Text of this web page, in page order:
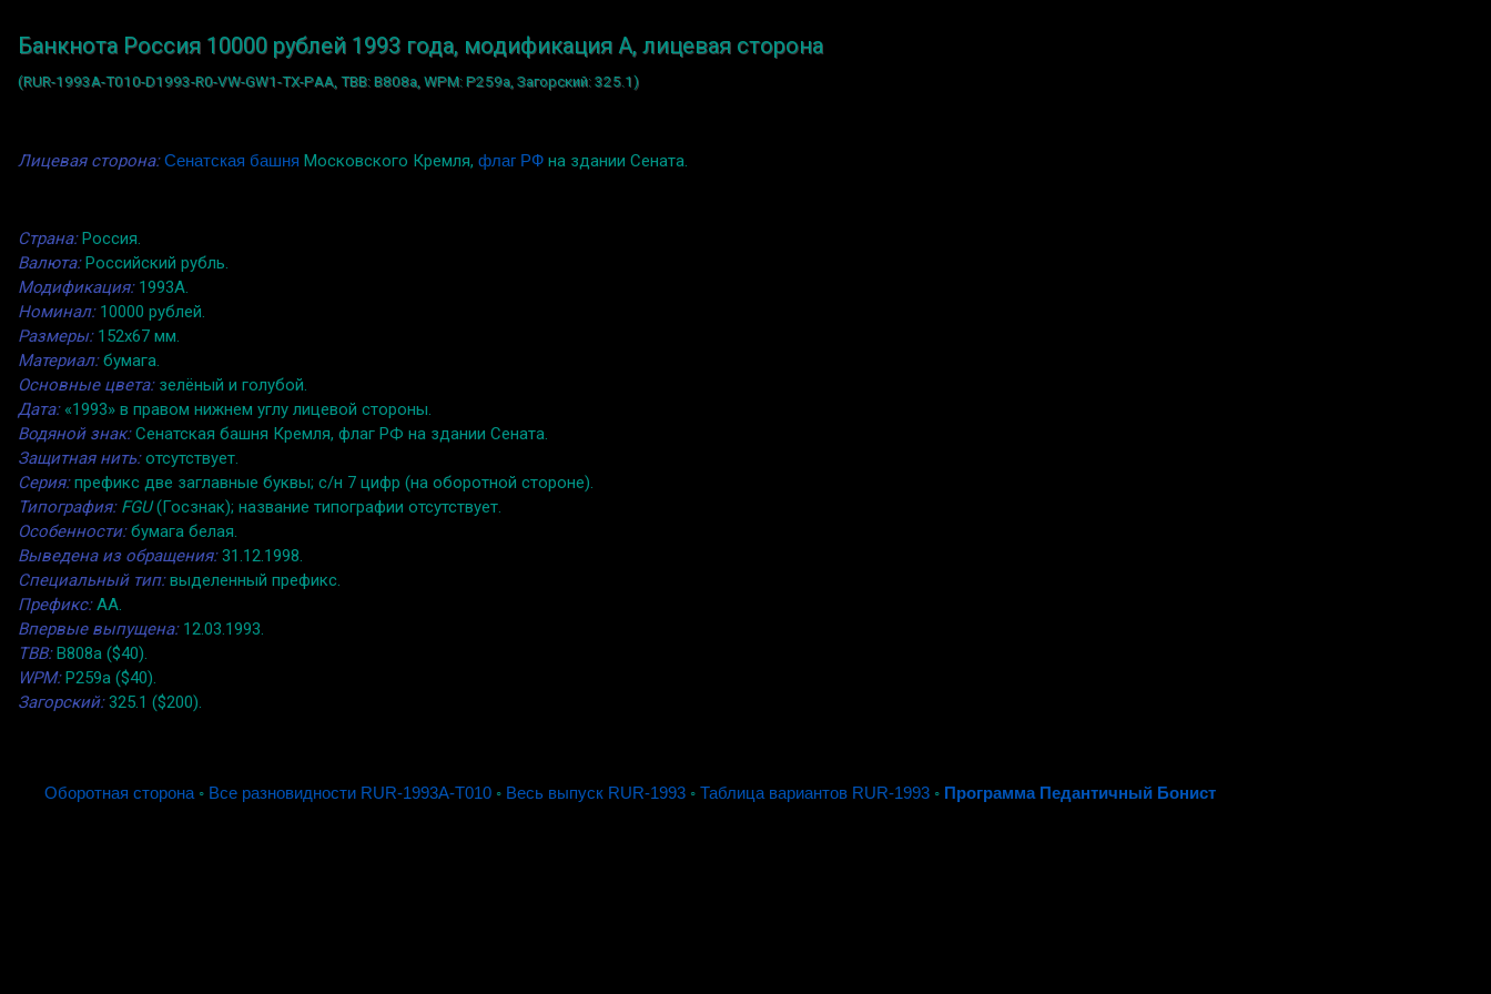
Банкнота Россия 10000 рублей 1993 года, модификация A, лицевая сторона
(RUR-1993A-T010-D1993-R0-VW-GW1-TX-PАА, TBB: B808a, WPM: P259a, Загорский: 325.1)
Лицевая сторона: Сенатская башня Московского Кремля, флаг РФ на здании Сената.
Страна:Россия.
Валюта:Российский рубль.
Модификация:1993A.
Номинал:10000 рублей.
Размеры:152x67 мм.
Материал:бумага.
Основные цвета:зелёный и голубой.
Дата:«1993» в правом нижнем углу лицевой стороны.
Водяной знак:Сенатская башня Кремля, флаг РФ на здании Сената.
Защитная нить:отсутствует.
Серия:префикс две заглавные буквы; с/н 7 цифр (на оборотной стороне).
Типография: FGU(Госзнак); название типографии отсутствует.
Особенности:бумага белая.
Выведена из обращения:31.12.1998.
Специальный тип:выделенный префикс.
Префикс:АА.
Впервые выпущена:12.03.1993.
TBB:B808a ($40).
WPM:P259a ($40).
Загорский:325.1 ($200).
Оборотная сторона◦ Все разновидности RUR-1993A-T010 ◦ Весь выпуск RUR-1993 ◦ Таблица вариантов RUR-1993 ◦ Программа Педантичный Бонист